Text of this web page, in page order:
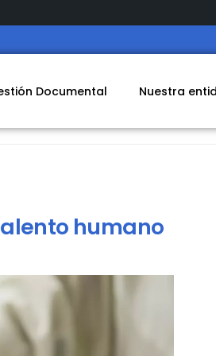
Documental Nuestra
humano